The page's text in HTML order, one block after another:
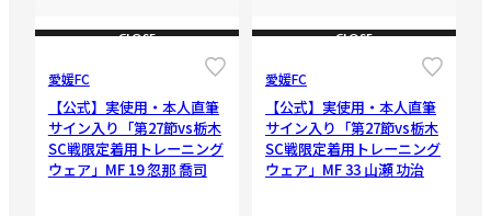
CLOSE
愛媛FC
【公式】実使用・本人直筆
サイン入り「第27節vs栃木
SC戦限定着用トレーニング
ウェア」MF 19 忽那 喬司
CLOSE
愛媛FC
【公式】実使用・本人直筆
サイン入り「第27節vs栃木
SC戦限定着用トレーニング
ウェア」MF 33 山瀬 功治